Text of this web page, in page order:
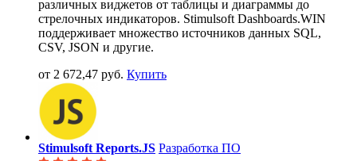
различных виджетов от таблицы и диаграммы до
стрелочных индикаторов. Stimulsoft Dashboards.WIN
поддерживает множество источников данных SQL,
CSV, JSON и другие.
от 2 672,47 руб. Купить
Stimulsoft Reports.JS Разработка ПО